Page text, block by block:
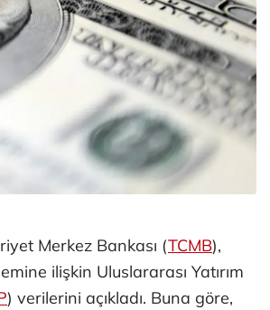
Merkez Bankası (TCMB),
ilişkin Uluslararası Yatırım
) verilerini açıkladı. Buna göre,